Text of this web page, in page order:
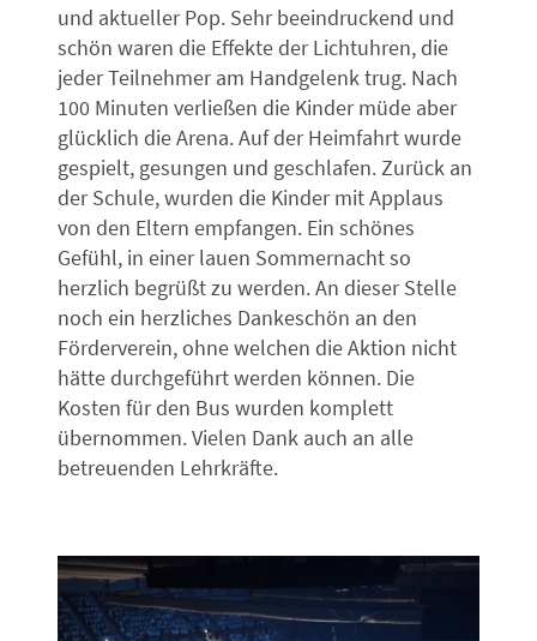
und aktueller Pop. Sehr beeindruckend und
schön waren die Effekte der Lichtuhren, die
jeder Teilnehmer am Handgelenk trug. Nach
100 Minuten verließen die Kinder müde aber
glücklich die Arena. Auf der Heimfahrt wurde
gespielt, gesungen und geschlafen. Zurück an
der Schule, wurden die Kinder mit Applaus
von den Eltern empfangen. Ein schönes
Gefühl, in einer lauen Sommernacht so
herzlich begrüßt zu werden. An dieser Stelle
noch ein herzliches Dankeschön an den
Förderverein, ohne welchen die Aktion nicht
hätte durchgeführt werden können. Die
Kosten für den Bus wurden komplett
übernommen. Vielen Dank auch an alle
betreuenden Lehrkräfte.